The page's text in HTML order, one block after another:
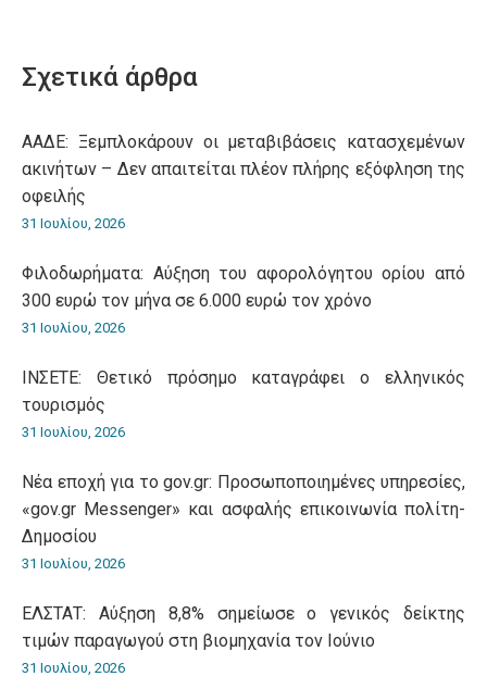
Σχετικά άρθρα
ΑΑΔΕ: Ξεμπλοκάρουν οι μεταβιβάσεις κατασχεμένων
ακινήτων – Δεν απαιτείται πλέον πλήρης εξόφληση της
οφειλής
31 Ιουλίου, 2026
Φιλοδωρήματα: Αύξηση του αφορολόγητου ορίου από
300 ευρώ τον μήνα σε 6.000 ευρώ τον χρόνο
31 Ιουλίου, 2026
ΙΝΣΕΤΕ: Θετικό πρόσημο καταγράφει ο ελληνικός
τουρισμός
31 Ιουλίου, 2026
Νέα εποχή για το gov.gr: Προσωποποιημένες υπηρεσίες,
«gov.gr Messenger» και ασφαλής επικοινωνία πολίτη-
Δημοσίου
31 Ιουλίου, 2026
ΕΛΣΤΑΤ: Αύξηση 8,8% σημείωσε ο γενικός δείκτης
τιμών παραγωγού στη βιομηχανία τον Ιούνιο
31 Ιουλίου, 2026